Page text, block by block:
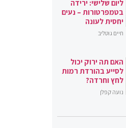
ליום שלישי: ירידה
בטמפרטורות – נעים
יחסית לעונה
חיים גוטליב
האם תה ירוק יכול
לסייע בהורדת רמות
לחץ וחרדה?
נועה קפלן